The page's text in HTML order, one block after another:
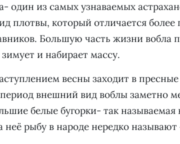
один из самых узнаваемых
плотвы, который отличается
Большую часть жизни вобла
и набирает массу.
весны заходит в
внешний вид воблы заметно
белые бугорки- так
неё рыбу в народе нередко называют